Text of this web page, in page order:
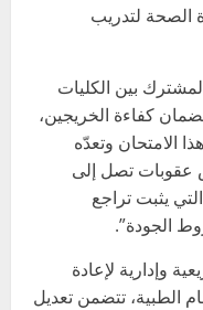
الصحة لتدريب
بين الكليات
كفاءة الخريجين،
الامتحان وتعدّه
عقوبات تصل إلى
يثبت تراجع
الجودة”.
وإدارية لإعادة
الطبية، تتضمن تعديل